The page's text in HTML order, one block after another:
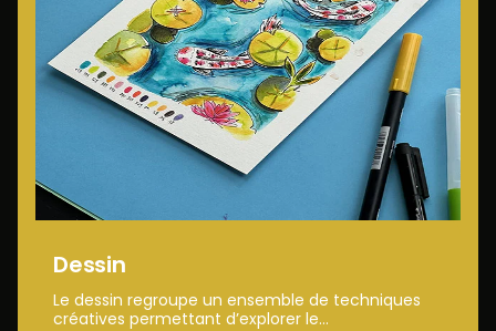
Dessin
Le dessin regroupe un ensemble de techniques
créatives permettant d’explorer le...